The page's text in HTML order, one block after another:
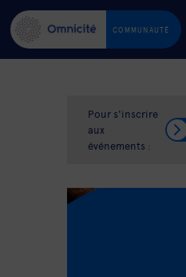
COMMUNAUTÉ
Pour s'inscrire
aux
événements :